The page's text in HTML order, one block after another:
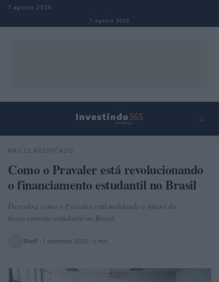
Pular para o conteúdo
7 agosto 2026
7 agosto 2026
⌕
Buscar
NÃO CLASSIFICADO
Como o Pravaler está revolucionando
o financiamento estudantil no Brasil
Descubra como o Pravaler está moldando o futuro do
financiamento estudantil no Brasil.
Staff · 1 setembro 2025 · 4 min